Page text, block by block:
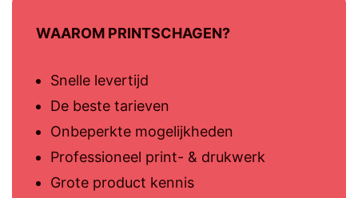
WAAROM PRINTSCHAGEN?
Snelle levertijd
De beste tarieven
Onbeperkte mogelijkheden
Professioneel print- & drukwerk
Grote product kennis